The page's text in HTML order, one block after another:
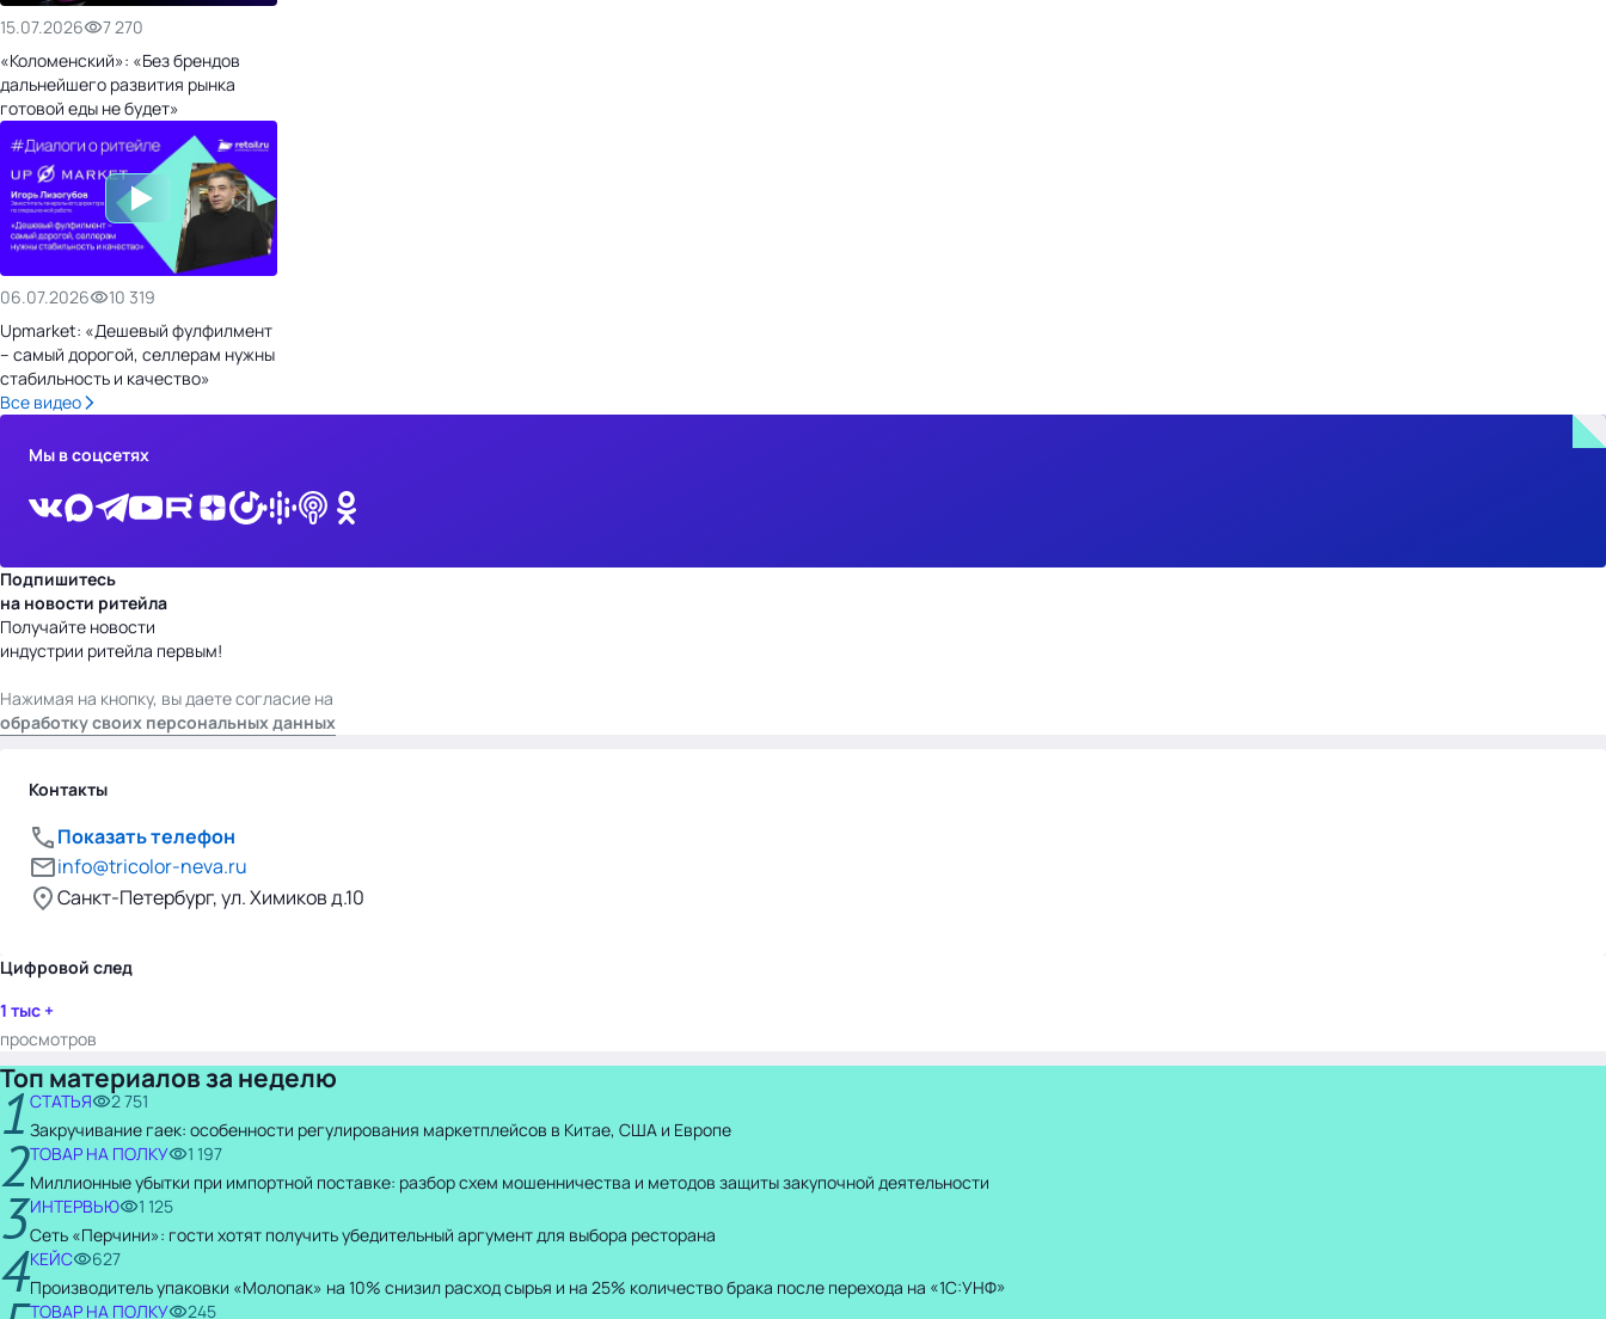
15.07.2026
7 270
«Коломенский»: «Без брендов
дальнейшего развития рынка
готовой еды не будет»
06.07.2026
10 319
Upmarket: «Дешевый фулфилмент
– самый дорогой, селлерам нужны
стабильность и качество»
Все видео
Мы в соцсетях
Подпишитесь
на новости ритейла
Получайте новости
индустрии ритейла первым!
Нажимая на кнопку, вы даете согласие на
обработку своих персональных данных
Контакты
Показать телефон
info@tricolor-neva.ru
Санкт-Петербург, ул. Химиков д.10
Цифровой след
1 тыс +
просмотров
Топ материалов за неделю
1 СТАТЬЯ
2 751
Закручивание гаек: особенности регулирования маркетплейсов в Китае, США и Европе
2ТОВАР НА ПОЛКУ
1 197
Миллионные убытки при импортной поставке: разбор схем мошенничества и методов защиты закупочной деятельности
3ИНТЕРВЬЮ
1 125
Сеть «Перчини»: гости хотят получить убедительный аргумент для выбора ресторана
4КЕЙС
627
Производитель упаковки «Молопак» на 10% снизил расход сырья и на 25% количество брака после перехода на «1С:УНФ»
ТОВАР НА ПОЛКУ 245